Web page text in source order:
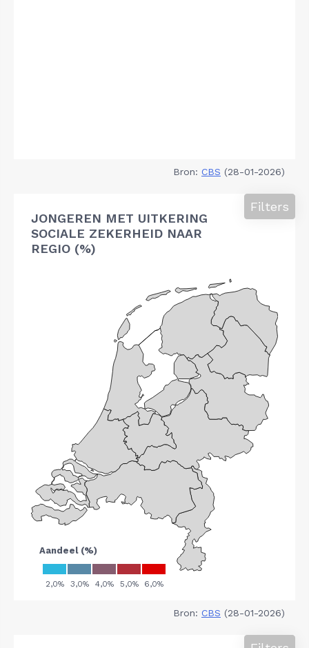
Bron: CBS (28-01-2026)
JONGEREN MET UITKERING
SOCIALE ZEKERHEID NAAR
REGIO (%)
Filters
Bron: CBS (28-01-2026)